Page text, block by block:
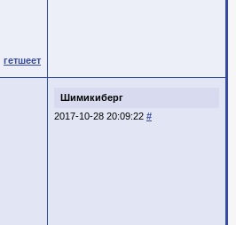
гетшеет
Шимикиберг
2017-10-28 20:09:22 #